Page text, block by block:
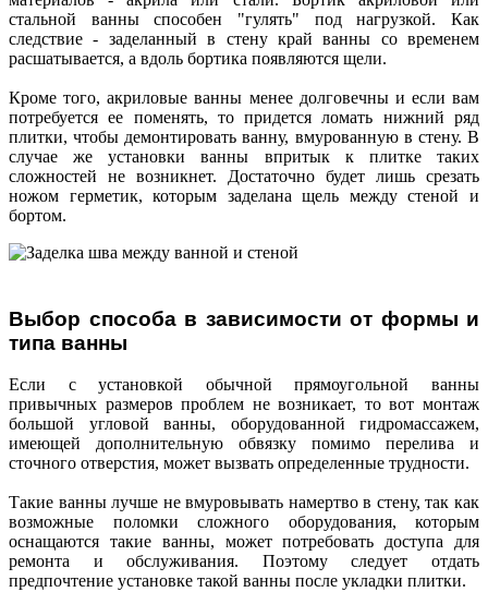
стальной ванны способен "гулять" под нагрузкой. Как
следствие - заделанный в стену край ванны со временем
расшатывается, а вдоль бортика появляются щели.
Кроме того, акриловые ванны менее долговечны и если вам
потребуется ее поменять, то придется ломать нижний ряд
плитки, чтобы демонтировать ванну, вмурованную в стену. В
случае же установки ванны впритык к плитке таких
сложностей не возникнет. Достаточно будет лишь срезать
ножом герметик, которым заделана щель между стеной и
бортом.
Выбор способа в зависимости от формы и
типа ванны
Если с установкой обычной прямоугольной ванны
привычных размеров проблем не возникает, то вот монтаж
большой угловой ванны, оборудованной гидромассажем,
имеющей дополнительную обвязку помимо перелива и
сточного отверстия, может вызвать определенные трудности.
Такие ванны лучше не вмуровывать намертво в стену, так как
возможные поломки сложного оборудования, которым
оснащаются такие ванны, может потребовать доступа для
ремонта и обслуживания. Поэтому следует отдать
предпочтение установке такой ванны после укладки плитки.